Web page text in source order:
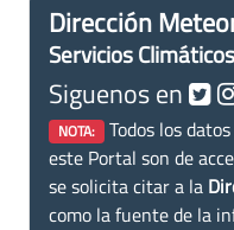
Dirección
Servicios Climáticos
Siguenos en
NOTA: Todos los
este Portal son de
se solicita citar a la
como la fuente de la